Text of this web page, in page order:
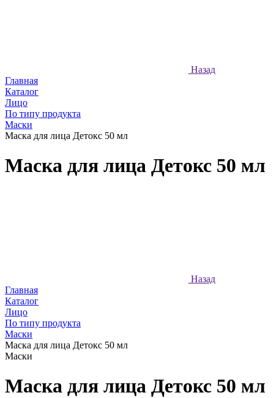
Назад
Главная
Каталог
Лицо
По типу продукта
Маски
Маска для лица Детокс 50 мл
Маска для лица Детокс 50 мл
Назад
Главная
Каталог
Лицо
По типу продукта
Маски
Маска для лица Детокс 50 мл
Маски
Маска для лица Детокс 50 мл